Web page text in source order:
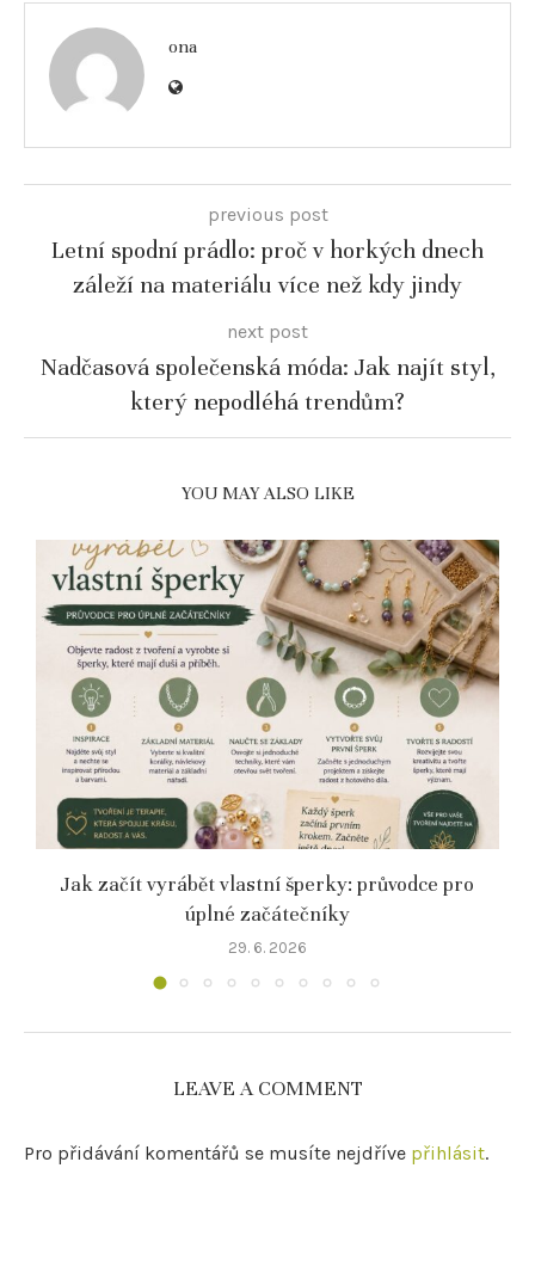
ona
previous post
Letní spodní prádlo: proč v horkých dnech
záleží na materiálu více než kdy jindy
next post
Nadčasová společenská móda: Jak najít styl,
který nepodléhá trendům?
YOU MAY ALSO LIKE
Jak začít vyrábět vlastní šperky: průvodce pro
úplné začátečníky
29. 6. 2026
LEAVE A COMMENT
Pro přidávání komentářů se musíte nejdříve přihlásit.